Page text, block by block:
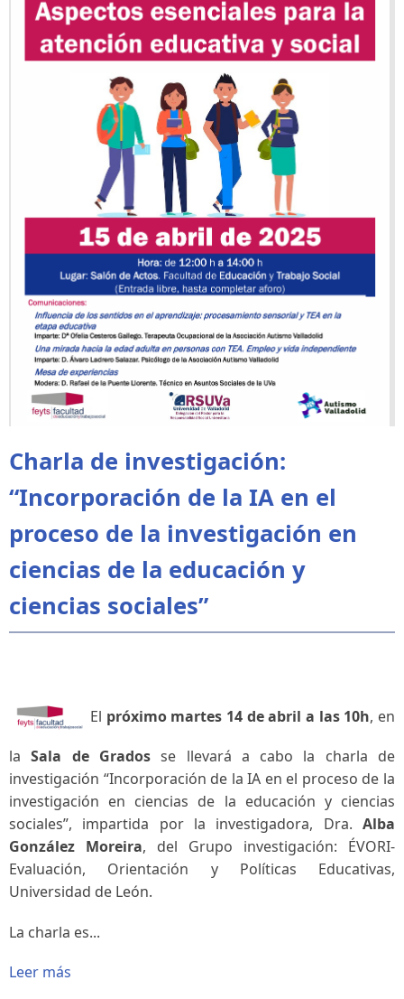
Charla de investigación:
“Incorporación de la IA en el
proceso de la investigación en
ciencias de la educación y
ciencias sociales”
El próximo martes 14 de abril a las 10h, en
laSala de Gradosse llevará a cabo la charla de
investigación “Incorporación de la IA en el proceso de la
investigación en ciencias de la educación y ciencias
sociales”, impartida por la investigadora, Dra. Alba
González Moreira, del Grupo investigación: ÉVORI-
Evaluación, Orientación y Políticas Educativas,
Universidad de León.
La charla es...
Leer más